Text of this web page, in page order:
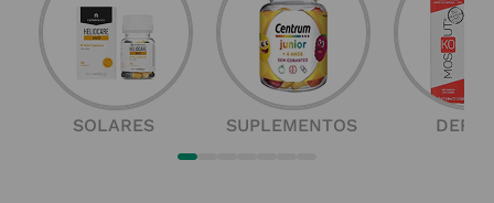
SOLARES SUPLEMENTOS